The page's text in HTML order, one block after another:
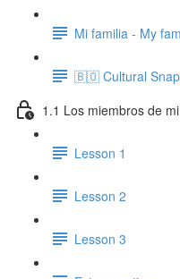
Mi familia - My
🇧🇴 Cultural
1.1 Los miembros de
Lesson 1
Lesson 2
Lesson 3